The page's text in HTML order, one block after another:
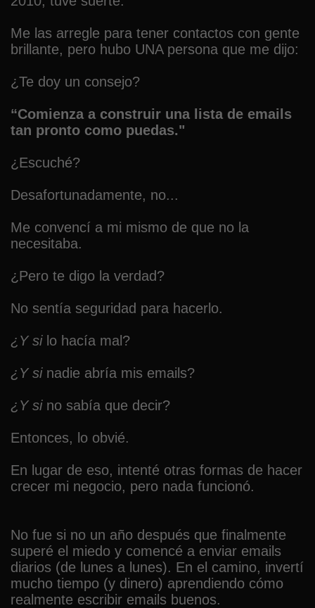
Me las arregle para tener contactos con gente
brillante, pero hubo UNA persona que me dijo:
¿Te doy un consejo?
“Comienza a construir una lista de emails
tan pronto como puedas."
¿Escuché?
Desafortunadamente, no...
Me convencí a mi mismo de que no la
necesitaba.
¿Pero te digo la verdad?
No sentía seguridad para hacerlo.
¿Y si lo hacía mal?
¿Y si nadie abría mis emails?
¿Y si no sabía que decir?
Entonces, lo obvié.
En lugar de eso, intenté otras formas de hacer
crecer mi negocio, pero nada funcionó.
No fue si no un año después que finalmente
superé el miedo y comencé a enviar emails
diarios (de lunes a lunes). En el camino, invertí
mucho tiempo (y dinero) aprendiendo cómo
realmente escribir emails buenos.